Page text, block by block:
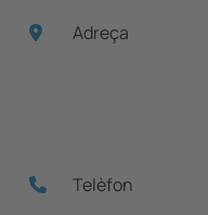
Adreça
Telèfon